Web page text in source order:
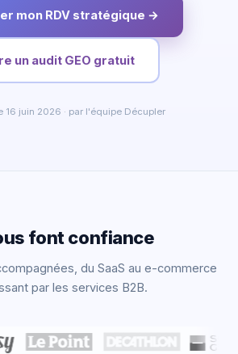
mon RDV stratégique →
un audit GEO gratuit
16 juin 2026 · par l'équipe Décupler
font confiance
du SaaS au e-commerce
par les services B2B.